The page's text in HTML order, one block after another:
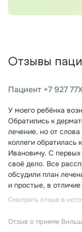
Отзывы
Пациент +7 927
У моего ребёнка
Обратились к
лечение, но от
коллеги обратилась
Ивановичу. С
своё дело. Все
обсудили план
и простые, в
лечиться.
Смотреть отзыв в
Отзыв о приеме